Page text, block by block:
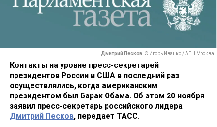
Дмитрий Песков © Игорь Иванко / АГН Москва
Контакты на уровне пресс-секретарей
президентов России и США в последний раз
осуществлялись, когда американским
президентом был Барак Обама. Об этом 20 ноября
заявил пресс-секретарь российского лидера
Дмитрий Песков, передает ТАСС.